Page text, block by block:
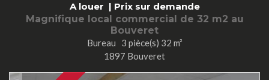
A louer | Prix sur demande
Magnifique local commercial de 32 m2 au
Bouveret
Bureau 3 pièce(s) 32 m²
1897 Bouveret